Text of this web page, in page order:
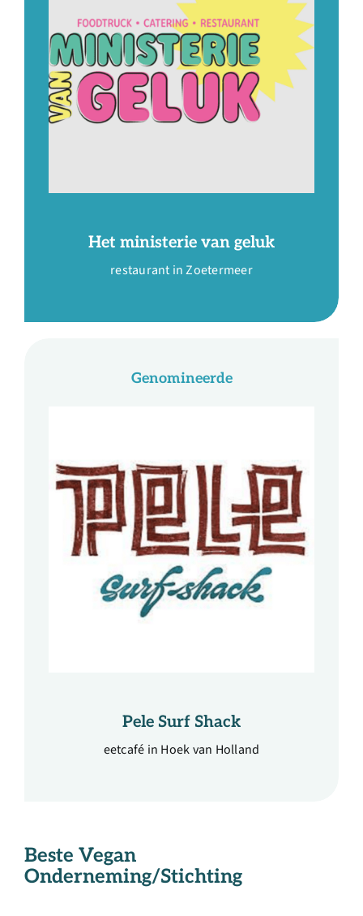
Het ministerie van geluk
restaurant in Zoetermeer
Genomineerde
Pele Surf Shack
eetcafé in Hoek van Holland
Beste Vegan
Onderneming/Stichting